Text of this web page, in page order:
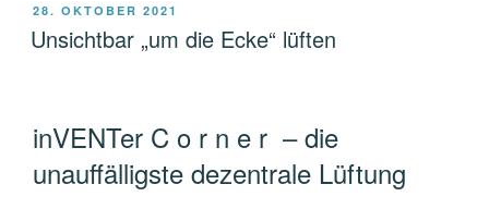
VERÖFFENTLICHT
AM
28. OKTOBER 2021
Unsichtbar „um die Ecke“ lüften
inVENTer C o r n e r – die
unauffälligste dezentrale Lüftung